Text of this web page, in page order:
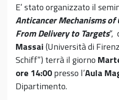
E’ stato organizzato il
Anticancer Mechanisms of
From Delivery to Targets“,
Massai(Università di
Schiff”) terrà il giorno
ore 14:00presso l’Aula
Dipartimento.